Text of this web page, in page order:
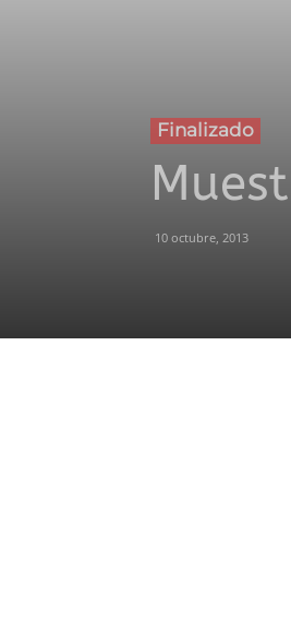
Finalizado
10 octubre, 2013